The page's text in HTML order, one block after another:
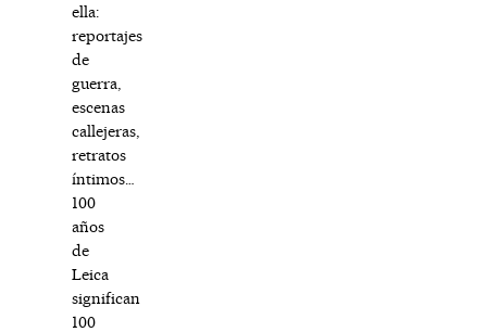
ella:
reportajes
de
guerra,
escenas
callejeras,
retratos
íntimos…
100
años
de
Leica
significan
100